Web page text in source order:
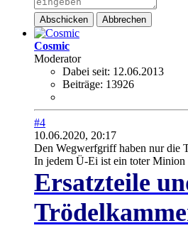
Abschicken Abbrechen
Cosmic
Moderator
Dabei seit: 12.06.2013
Beiträge: 13926
#4
10.06.2020, 20:17
Den Wegwerfgriff haben nur die
In jedem Ü-Ei ist ein toter Minion
Ersatzteile